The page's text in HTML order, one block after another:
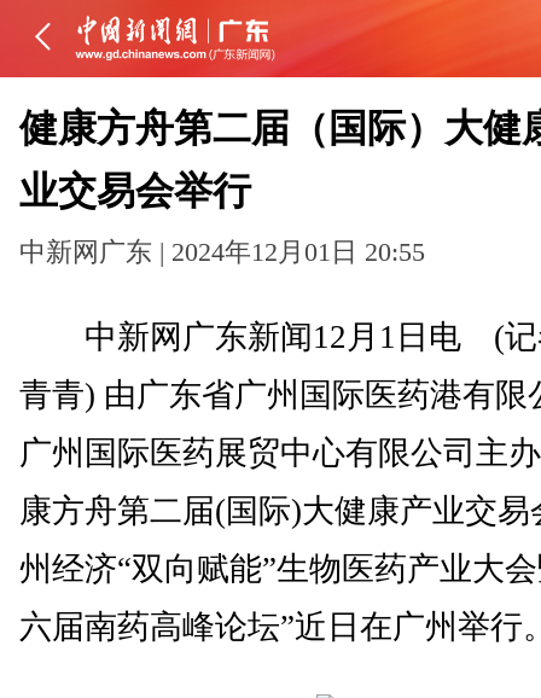
健康方舟第二届（国际）大健
业交易会举行
中新网广东 | 2024年12月01日 20:55
中新网广东新闻12月1日电 (记
青青) 由广东省广州国际医药港有限
广州国际医药展贸中心有限公司主
康方舟第二届(国际)大健康产业交易
州经济“双向赋能”生物医药产业大
六届南药高峰论坛”近日在广州举行